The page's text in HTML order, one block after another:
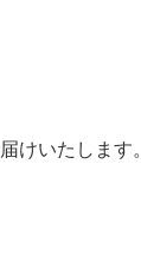
けいたします。